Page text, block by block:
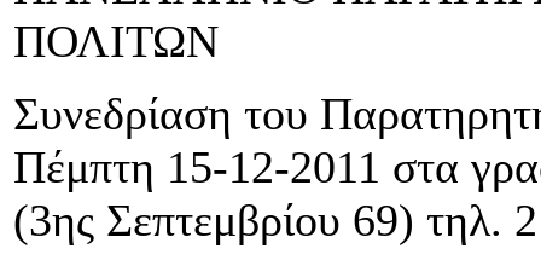
ΠΟΛΙΤΩΝ
Συνεδρίαση του
Πέμπτη 15-12-2011 στα
(3ης Σεπτεμβρίου 69) τηλ.